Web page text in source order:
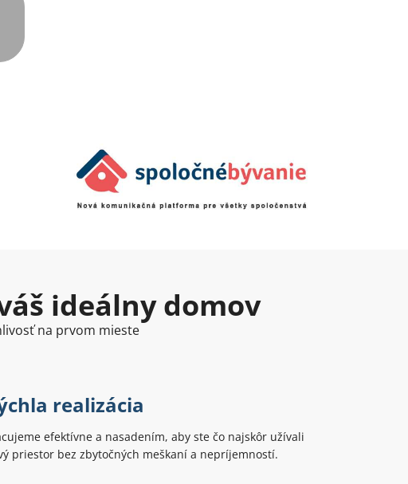
ideálny domov
na prvom mieste
realizácia
efektívne a nasadením, aby ste čo najskôr užívali
priestor bez zbytočných meškaní a nepríjemností.